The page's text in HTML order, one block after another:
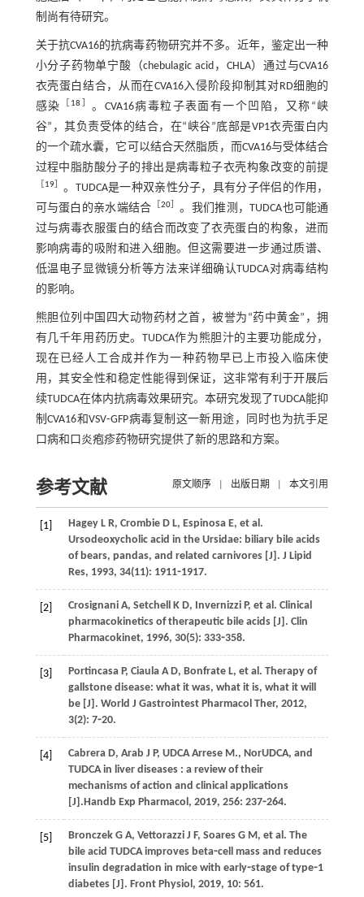
制尚有待研究。
关于抗CVA16的抗病毒药物研究并不多。近年，鉴定出一种
小分子药物单宁酸（chebulagic acid，CHLA）通过与CVA16
衣壳蛋白结合，从而在CVA16入侵阶段抑制其对RD细胞的
感染
18
。CVA16病毒粒子表面有一个凹陷，又称“峡
谷”，其负责受体的结合，在“峡谷”底部是VP1衣壳蛋白内
的一个疏水囊，它可以结合天然脂质，而CVA16与受体结合
过程中脂肪酸分子的排出是病毒粒子衣壳构象改变的前提
19］ 。TUDCA是一种双亲性分子，具有分子伴侣的作用，
可与蛋白的亲水端结合
20］ 。我们推测，TUDCA也可能通
过与病毒衣服蛋白的结合而改变了衣壳蛋白的构象，进而
影响病毒的吸附和进入细胞。但这需要进一步通过质谱、
低温电子显微镜分析等方法来详细确认TUDCA对病毒结构
的影响。
熊胆位列中国四大动物药材之首，被誉为“药中黄金”，拥
有几千年用药历史。TUDCA作为熊胆汁的主要功能成分，
现在已经人工合成并作为一种药物早已上市投入临床使
用，其安全性和稳定性能得到保证，这非常有利于开展后
续TUDCA在体内抗病毒效果研究。本研究发现了TUDCA能抑
制CVA16和VSV⁃GFP病毒复制这一新用途，同时也为抗手足
口病和口炎疱疹药物研究提供了新的思路和方案。
参考文献 原文顺序 出版日期 本文引用
[1] Hagey L R, Crombie D L, Espinosa E, et al.
Ursodeoxycholic acid in the Ursidae: biliary bile acids
of bears, pandas, and related carnivores [J]. J Lipid
Res, 1993, 34(11): 1911⁃1917.
[2] Crosignani A, Setchell K D, Invernizzi P, et al. Clinical
pharmacokinetics of therapeutic bile acids [J]. Clin
Pharmacokinet, 1996, 30(5): 333⁃358.
[3] Portincasa P, Ciaula A D, Bonfrate L, et al. Therapy of
gallstone disease: what it was, what it is, what it will
be [J]. World J Gastrointest Pharmacol Ther, 2012,
3(2): 7⁃20.
[4] Cabrera D, Arab J P, UDCA Arrese M., NorUDCA, and
TUDCA in liver diseases : a review of their
mechanisms of action and clinical applications
[J].Handb Exp Pharmacol, 2019, 256: 237⁃264.
[5] Bronczek G A, Vettorazzi J F, Soares G M, et al. The
bile acid TUDCA improves beta⁃cell mass and reduces
insulin degradation in mice with early⁃stage of type⁃1
diabetes [J]. Front Physiol, 2019, 10: 561.